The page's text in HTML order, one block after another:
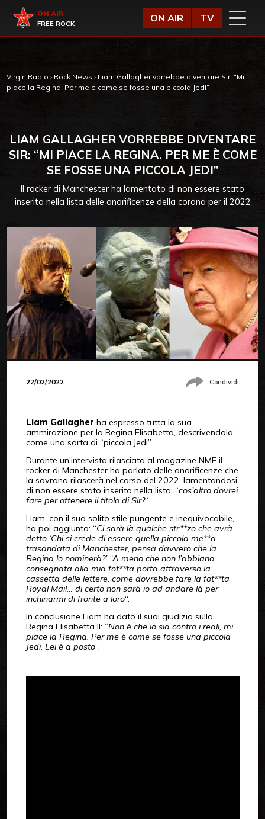
Virgin Radio
ON AIR
FREE ROCK
ON AIR TV
Virgin Radio › Rock News › Liam Gallagher vorrebbe diventare Sir: “Mi
piace la Regina. Per me è come se fosse una piccola Jedi”
LIAM GALLAGHER VORREBBE DIVENTARE
SIR: “MI PIACE LA REGINA. PER ME È COME
SE FOSSE UNA PICCOLA JEDI”
Il rocker di Manchester ha lamentato di non essere stato
inserito nella lista delle onorificenze della corona per il 2022
22/02/2022 Condividi
Liam Gallagher ha espresso tutta la sua
ammirazione per la Regina Elisabetta, descrivendola
come una sorta di “piccola Jedi”.
Durante un’intervista rilasciata al magazine NME il
rocker di Manchester ha parlato delle onorificenze che
la sovrana rilascerà nel corso del 2022, lamentandosi
di non essere stato inserito nella lista: “cos’altro dovrei
fare per ottenere il titolo di Sir?“.
Liam, con il suo solito stile pungente e inequivocabile,
ha poi aggiunto: “Ci sarà là qualche str**zo che avrà
detto ‘Chi si crede di essere quella piccola me**a
trasandata di Manchester, pensa davvero che la
Regina lo nominerà?’ “A meno che non l’abbiano
consegnata alla mia fot**ta porta attraverso la
cassetta delle lettere, come dovrebbe fare la fot**ta
Royal Mail… di certo non sarà io ad andare là per
inchinarmi di fronte a loro“.
In conclusione Liam ha dato il suoi giudizio sulla
Regina Elisabetta II: “Non è che io sia contro i reali, mi
piace la Regina. Per me è come se fosse una piccola
Jedi. Lei è a posto“.